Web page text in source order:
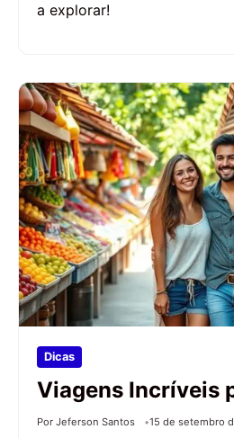
a explorar!
Dicas
Viagens Incríveis
Por Jeferson Santos 15 de setembro